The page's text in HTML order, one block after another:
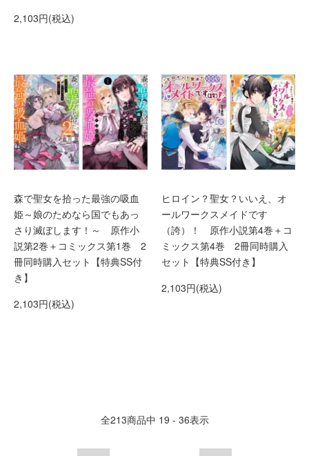
2,103円(税込)
森で聖女を拾った最強の吸血
姫～娘のためなら国でもあっ
さり滅ぼします！～ 原作小
説第2巻＋コミックス第1巻 2
冊同時購入セット【特典SS付
き】
2,103円(税込)
ヒロイン？聖女？いいえ、オ
ールワークスメイドです
（誇）！ 原作小説第4巻＋コ
ミックス第4巻 2冊同時購入
セット【特典SS付き】
2,103円(税込)
全213商品中 19 - 36表示